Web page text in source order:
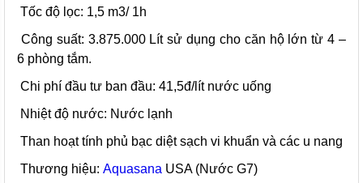
Tốc độ lọc: 1,5 m3/ 1h
Công suất: 3.875.000 Lít sử dụng cho căn hộ lớn từ 4 –
6 phòng tắm.
Chi phí đầu tư ban đầu: 41,5đ/lít nước uống
Nhiệt độ nước: Nước lạnh
Than hoạt tính phủ bạc diệt sạch vi khuẩn và các u nang
Thương hiệu: Aquasana USA (Nước G7)